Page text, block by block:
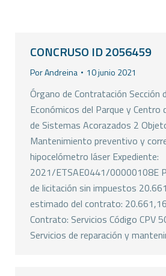
CONCRUSO ID 2056459
PorAndreina 10 junio 2021
Órgano de Contratación Sección
Económicos del Parque y
de Sistemas Acorazados 2
Mantenimiento preventivo y
hipocelómetro láser Expediente:
2021/ETSAE0441/00000108E
de licitación sin impuestos
estimado del contrato:
Contrato: Servicios Código CPV
Servicios de reparación y